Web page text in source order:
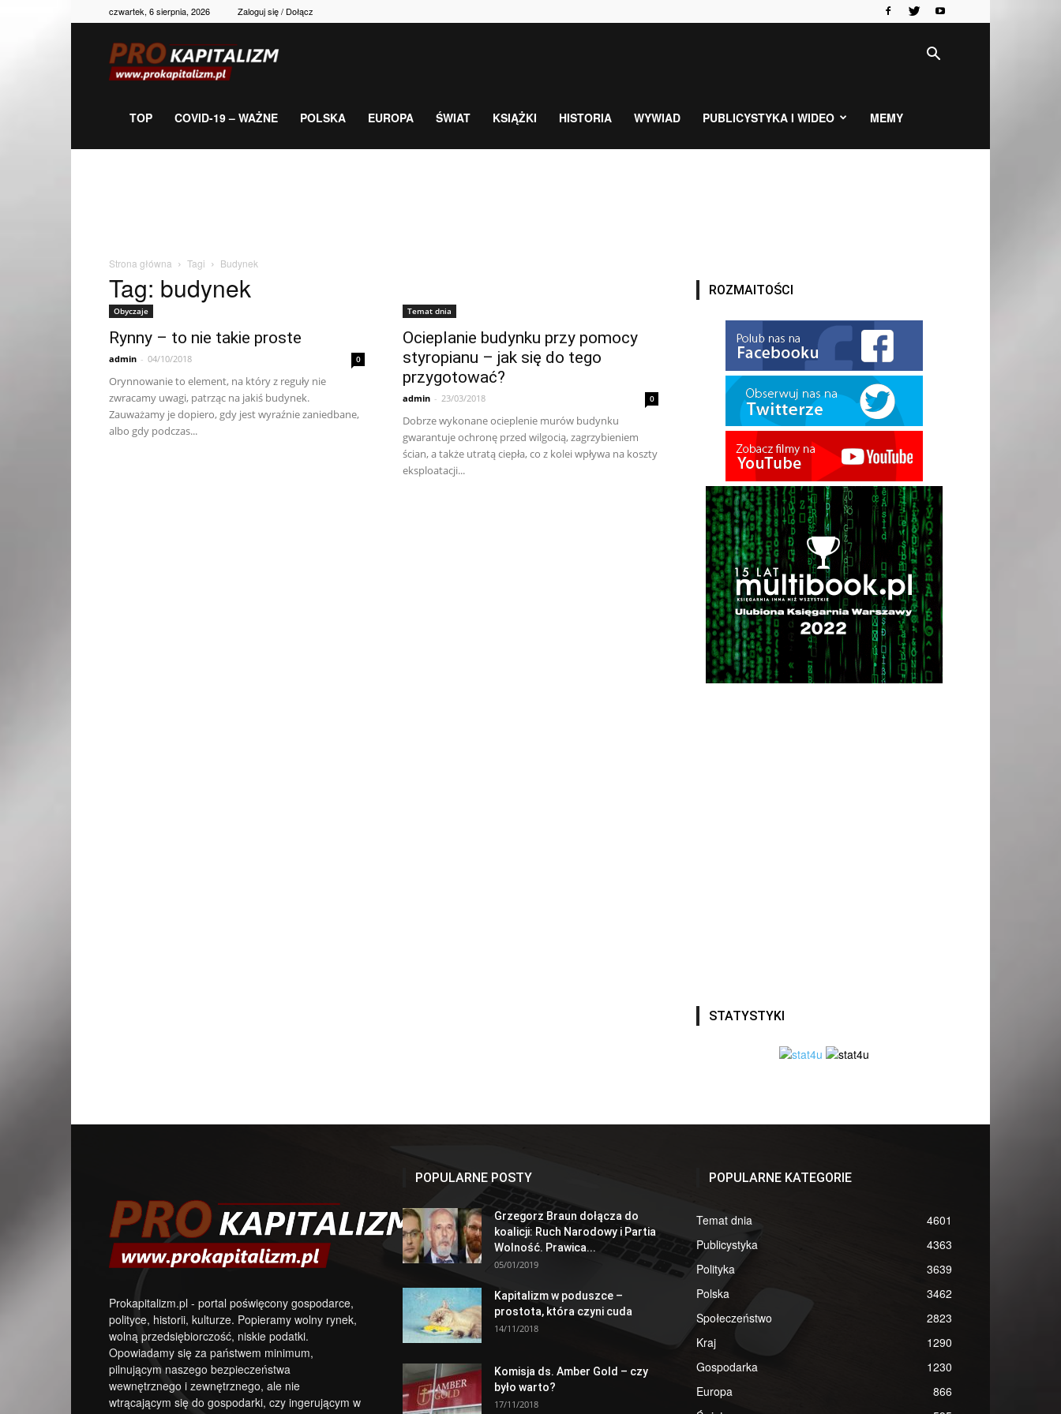
czwartek, 6 sierpnia, 2026 Zaloguj się / Dołącz
gospodarka,
TOP COVID-19 – WAŻNE POLSKA EUROPA ŚWIAT KSIĄŻKI HISTORIA WYWIAD PUBLICYSTYKA I WIDEO MEMY
Strona główna Tagi Budynek
Tag: budynek
Obyczaje
Rynny – to nie takie proste
admin - 04/10/2018 0
Orynnowanie to element, na który z reguły nie
zwracamy uwagi, patrząc na jakiś budynek.
Zauważamy je dopiero, gdy jest wyraźnie zaniedbane,
albo gdy podczas...
Temat dnia
Ocieplanie budynku przy pomocy
styropianu – jak się do tego
przygotować?
admin - 23/03/2018 0
Dobrze wykonane ocieplenie murów budynku
gwarantuje ochronę przed wilgocią, zagrzybieniem
ścian, a także utratą ciepła, co z kolei wpływa na koszty
eksploatacji...
ROZMAITOŚCI
STATYSTYKI
Prokapitalizm.pl - portal poświęcony gospodarce,
polityce, historii, kulturze. Popieramy wolny rynek,
wolną przedsiębiorczość, niskie podatki.
Opowiadamy się za państwem minimum,
pilnującym naszego bezpieczeństwa
wewnętrznego i zewnętrznego, ale nie
wtrącającym się do gospodarki, czy ingerującym w
POPULARNE POSTY
Grzegorz Braun dołącza do
koalicji: Ruch Narodowy i Partia
Wolność. Prawica...
05/01/2019
Kapitalizm w poduszce –
prostota, która czyni cuda
14/11/2018
Komisja ds. Amber Gold – czy
było warto?
17/11/2018
POPULARNE KATEGORIE
Temat dnia
4601
Publicystyka
4363
Polityka
3639
Polska
3462
Społeczeństwo
2823
Kraj
1290
Gospodarka
1230
Europa
866